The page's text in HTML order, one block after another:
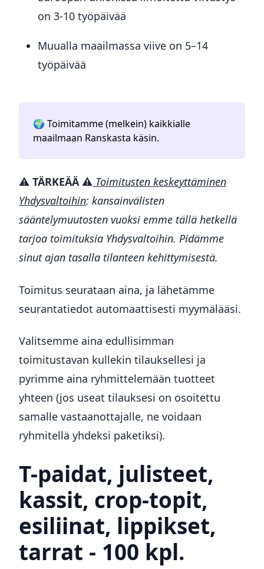
on 3-10 työpäivää
Muualla maailmassa viive on 5–14
työpäivää
🌍 Toimitamme (melkein) kaikkialle
maailmaan Ranskasta käsin.
⚠️ TÄRKEÄÄ ⚠️ Toimitusten keskeyttäminen
Yhdysvaltoihin: kansainvälisten
sääntelymuutosten vuoksi emme tällä hetkellä
tarjoa toimituksia Yhdysvaltoihin. Pidämme
sinut ajan tasalla tilanteen kehittymisestä.
Toimitus seurataan aina, ja lähetämme
seurantatiedot automaattisesti myymälääsi.
Valitsemme aina edullisimman
toimitustavan kullekin tilauksellesi ja
pyrimme aina ryhmittelemään tuotteet
yhteen (jos useat tilauksesi on osoitettu
samalle vastaanottajalle, ne voidaan
ryhmitellä yhdeksi paketiksi).
T-paidat, julisteet,
kassit, crop-topit,
esiliinat, lippikset,
tarrat - 100 kpl.